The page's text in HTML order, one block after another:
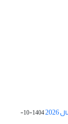
1404-10-